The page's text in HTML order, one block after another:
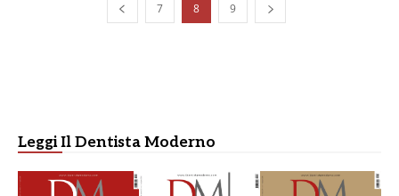
7 8 9
Leggi Il Dentista Moderno